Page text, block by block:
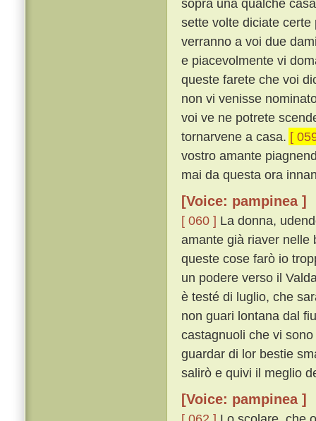
sopra una qualche
sette volte diciate
verranno a voi due
e piacevolmente vi
queste farete che voi
non vi venisse
voi ve ne potrete
tornarvene a casa. [
vostro amante
mai da questa ora
[Voice: pampinea ]
[ 060 ] La donna,
amante già riaver nelle
queste cose farò io
un podere verso il
è testé di luglio, che
non guari lontana dal
castagnuoli che vi
guardar di lor bestie
salirò e quivi il meglio
[Voice: pampinea ]